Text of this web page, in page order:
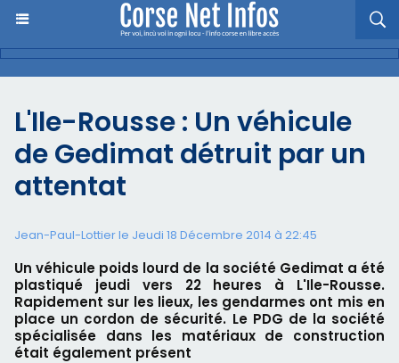
L'Ile-Rousse : Un véhicule
de Gedimat détruit par un
attentat
Jean-Paul-Lottier le Jeudi 18 Décembre 2014 à 22:45
Un véhicule poids lourd de la société Gedimat a été
plastiqué jeudi vers 22 heures à L'Ile-Rousse.
Rapidement sur les lieux, les gendarmes ont mis en
place un cordon de sécurité. Le PDG de la société
spécialisée dans les matériaux de construction
était également présent